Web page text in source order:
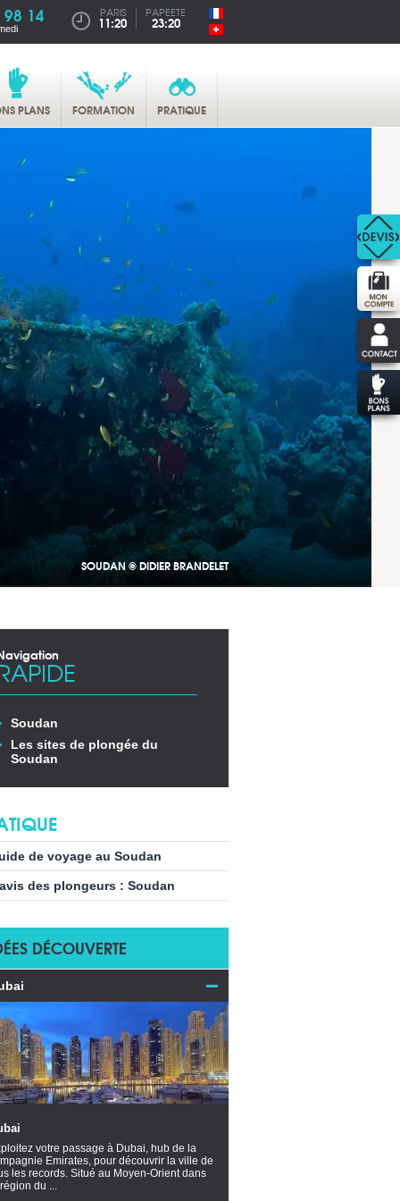
14 PARIS
11:20
PAPEETE
23:20
PLANS FORMATION PRATIQUE
SOUDAN © DIDIER BRANDELET
Soudan
Les sites de plongée du
Soudan
de voyage au Soudan
des plongeurs : Soudan
DÉCOUVERTE
votre passage à Dubai, hub de la
Emirates, pour découvrir la ville de
les records. Situé au Moyen-Orient dans
région du ...